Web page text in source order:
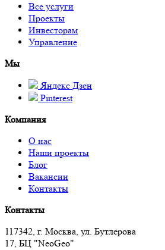
Все услуги
Проекты
Инвесторам
Управление
Мы
Яндекс Дзен
Pinterest
Компания
О нас
Наши проекты
Блог
Вакансии
Контакты
Контакты
117342, г. Москва, ул. Бутлерова
17, БЦ "NeoGeo"